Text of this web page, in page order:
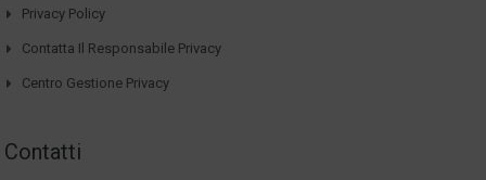
Privacy Policy
Contatta Il Responsabile Privacy
Centro Gestione Privacy
Contatti